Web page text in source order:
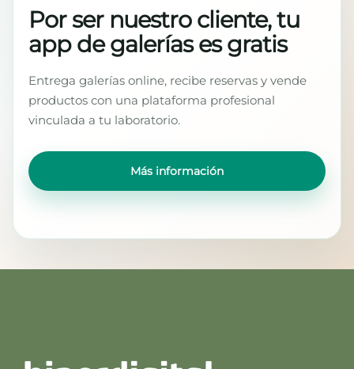
Por ser nuestro cliente, tu
app de galerías es gratis
Entrega galerías online, recibe reservas y vende
productos con una plataforma profesional
vinculada a tu laboratorio.
Más información